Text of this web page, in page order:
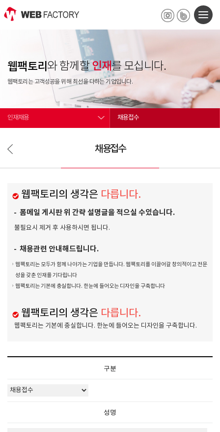
웹팩토리와 함께할인재를 모십니다.
웹팩토리는 고객성공을 위해 최선을 다하는 기업입니다.
인재채용 채용접수
채용접수
웹팩토리의 생각은 다릅니다.
폼메일 게시판 위 간략 설명글을 적으실 수있습니다.
불필요시 제거 후 사용하시면 됩니다.
채용관련 안내해드립니다.
웹팩토리는 모두가 함께 나아가는 기업을 만듭니다. 웹팩토리를 이끌어갈 창의적이고 전문
성을 갖춘 인재를 기다립니다
웹팩토리는 기본에 충실합니다. 한눈에 들어오는 디자인을 구축합니다
웹팩토리의 생각은 다릅니다.
웹팩토리는 기본에 충실합니다. 한눈에 들어오는 디자인을 구축합니다.
구분
성명